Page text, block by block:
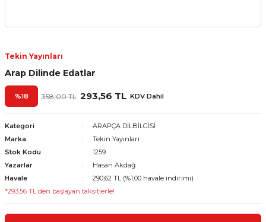
Tekin Yayınları
Arap Dilinde Edatlar
%18 358,00 TL 293,56 TL KDV Dahil
Kategori
ARAPÇA DİLBİLGİSİ
Marka
Tekin Yayınları
Stok Kodu
1259
Yazarlar
Hasan Akdağ
Havale
290,62 TL (%1,00 havale indirimi)
*293,56 TL den başlayan taksitlerle!